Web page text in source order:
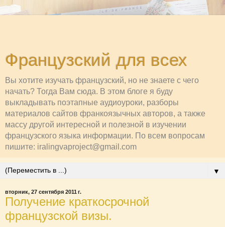
Французский для всех
Вы хотите изучать французский, но не знаете с чего
начать? Тогда Вам сюда. В этом блоге я буду
выкладывать поэтапные аудиоуроки, разборы
материалов сайтов франкоязычных авторов, а также
массу другой интересной и полезной в изучении
французского языка информации. По всем вопросам
пишите: iralingvaproject@gmail.com
▼
вторник, 27 сентября 2011 г.
Получение краткосрочной
французской визы.